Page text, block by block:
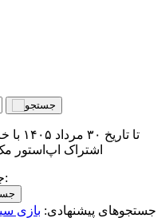
اشتراک اپ‌استور
جستجو در کامل‌ترین آرشیو مک ایران:
جستجوهای پیشنهادی: بازی